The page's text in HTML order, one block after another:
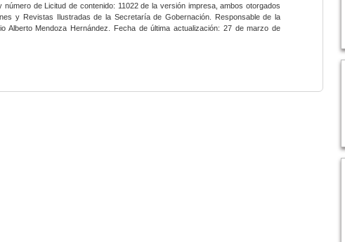
de Licitud de contenido: 11022 de la versión impresa, ambos otorgados
y Revistas Ilustradas de la Secretaría de Gobernación. Responsable de la
Alberto Mendoza Hernández. Fecha de última actualización: 27 de marzo de